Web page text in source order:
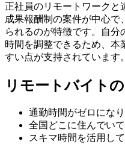
正社員のリモートワークと
成果報酬制の案件が中心で
られるのが特徴です。自分
時間を調整できるため、本
すい点が支持されています。
リモートバイト
通勤時間がゼロにな
全国どこに住んでい
スキマ時間を活用し